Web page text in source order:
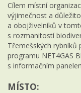
Cílem místní
výjimečnost a
a obojživelníků v
s rozmanitostí
Třemešských rybníků
programu NET4GAS
s informačním
MÍSTO: